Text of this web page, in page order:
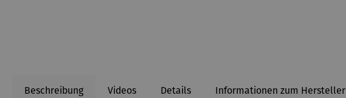
Beschreibung Videos Details Informationen zum Hersteller